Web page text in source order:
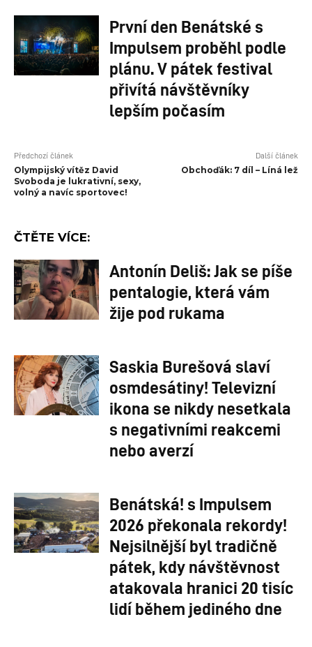
První den Benátské s
Impulsem proběhl podle
plánu. V pátek festival
přivítá návštěvníky
lepším počasím
Předchozí článek
Olympijský vítěz David
Svoboda je lukrativní, sexy,
volný a navíc sportovec!
Další článek
Obchoďák: 7 díl – Líná lež
ČTĚTE VÍCE:
Antonín Deliš: Jak se píše
pentalogie, která vám
žije pod rukama
Saskia Burešová slaví
osmdesátiny! Televizní
ikona se nikdy nesetkala
s negativními reakcemi
nebo averzí
Benátská! s Impulsem
2026 překonala rekordy!
Nejsilnější byl tradičně
pátek, kdy návštěvnost
atakovala hranici 20 tisíc
lidí během jediného dne